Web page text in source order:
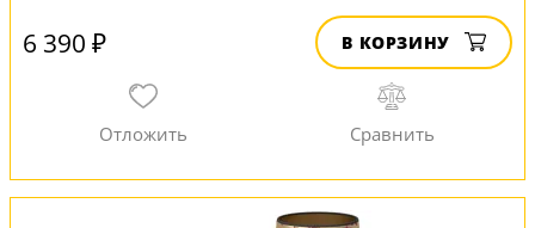
6 390 ₽ В КОРЗИНУ